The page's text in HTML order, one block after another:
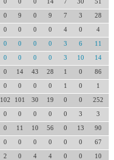
0 0 0 14 7 30 51
0 9 0 9 7 3 28
0 0 0 0 4 0 4
0 0 0 0 3 6 11
0 0 0 0 3 10 14
0 14 43 28 1 0 86
0 0 0 0 1 0 1
102 101 30 19 0 0 252
0 0 0 0 0 3 3
0 11 10 56 0 13 90
0 0 0 0 0 0 67
2 0 4 4 0 0 10